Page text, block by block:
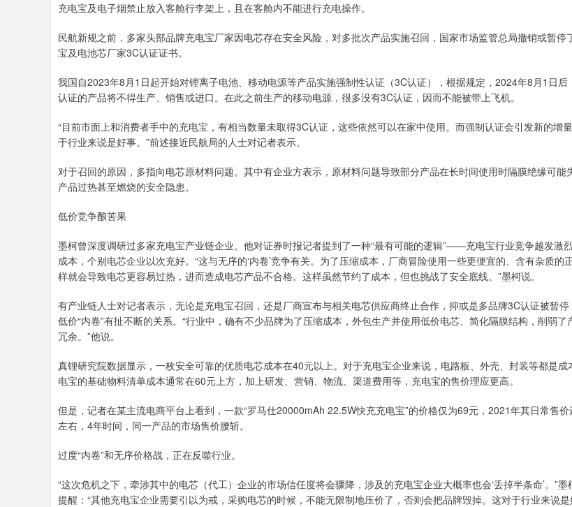
充电宝及电子烟禁止放入客舱行李架上，且在客舱内不能进行充电操作。
民航新规之前，多家头部品牌充电宝厂家因电芯存在安全风险，对多批次产品实施召回，国家市场监管总局撤销或暂停
宝及电池芯厂家3C认证证书。
我国自2023年8月1日起开始对锂离子电池、移动电源等产品实施强制性认证（3C认证），根据规定，2024年8月1日后
认证的产品将不得生产、销售或进口。在此之前生产的移动电源，很多没有3C认证，因而不能被带上飞机。
“目前市面上和消费者手中的充电宝，有相当数量未取得3C认证，这些依然可以在家中使用。而强制认证会引发新的增
于行业来说是好事。”前述接近民航局的人士对记者表示。
对于召回的原因，多指向电芯原材料问题。其中有企业方表示，原材料问题导致部分产品在长时间使用时隔膜绝缘可能
产品过热甚至燃烧的安全隐患。
低价竞争酿苦果
墨柯曾深度调研过多家充电宝产业链企业。他对证券时报记者提到了一种“最有可能的逻辑”——充电宝行业竞争越发激
成本，个别电芯企业以次充好。“这与无序的‘内卷’竞争有关。为了压缩成本，厂商冒险使用一些更便宜的、含有杂质的
样就会导致电芯更容易过热，进而造成电芯产品不合格。这样虽然节约了成本，但也挑战了安全底线。”墨柯说。
有产业链人士对记者表示，无论是充电宝召回，还是厂商宣布与相关电芯供应商终止合作，抑或是多品牌3C认证被暂
低价“内卷”有扯不断的关系。“行业中，确有不少品牌为了压缩成本，外包生产并使用低价电芯、简化隔膜结构，削弱了
冗余。”他说。
真锂研究院数据显示，一枚安全可靠的优质电芯成本在40元以上。对于充电宝企业来说，电路板、外壳、封装等都是成
电宝的基础物料清单成本通常在60元上方，加上研发、营销、物流、渠道费用等，充电宝的售价理应更高。
但是，记者在某主流电商平台上看到，一款“罗马仕20000mAh 22.5W快充充电宝”的价格仅为69元，2021年其日常售
左右，4年时间，同一产品的市场售价腰斩。
过度“内卷”和无序价格战，正在反噬行业。
“这次危机之下，牵涉其中的电芯（代工）企业的市场信任度将会骤降，涉及的充电宝企业大概率也会‘丢掉半条命’。”
提醒：“其他充电宝企业需要引以为戒，采购电芯的时候，不能无限制地压价了，否则会把品牌毁掉。这对于行业来说